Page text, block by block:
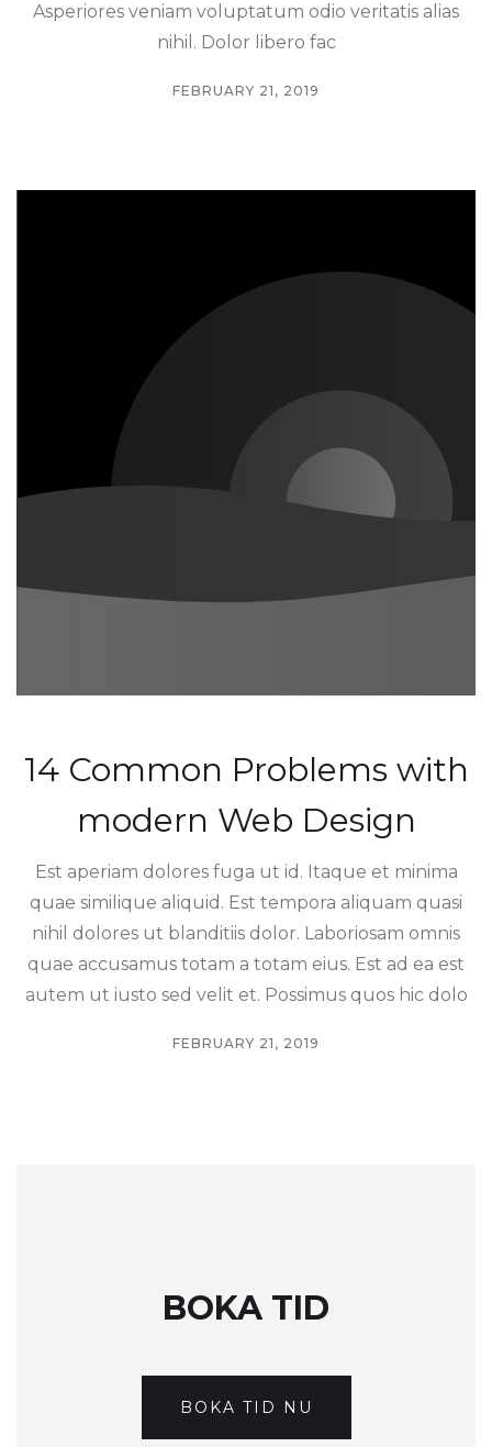
Asperiores veniam voluptatum odio veritatis alias
nihil. Dolor libero fac
FEBRUARY 21, 2019
14 Common Problems with
modern Web Design
Est aperiam dolores fuga ut id. Itaque et minima
quae similique aliquid. Est tempora aliquam quasi
nihil dolores ut blanditiis dolor. Laboriosam omnis
quae accusamus totam a totam eius. Est ad ea est
autem ut iusto sed velit et. Possimus quos hic dolo
FEBRUARY 21, 2019
BOKA TID
BOKA TID NU